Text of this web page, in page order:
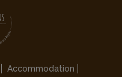
Accommodation